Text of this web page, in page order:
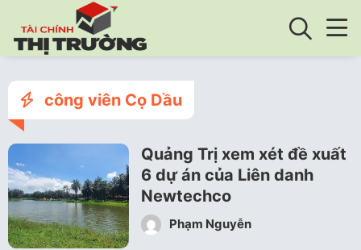
công viên Cọ Dầu
Quảng Trị xem xét đề xuất
6 dự án của Liên danh
Newtechco
Phạm Nguyễn